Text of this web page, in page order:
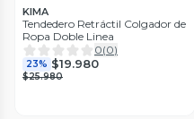
KIMA
Tendedero Retráctil Colgador de
Ropa Doble Linea
0(0)
23% $19.980
$25.980